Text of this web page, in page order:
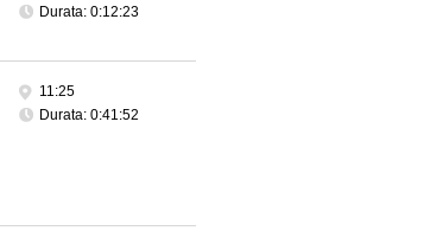
Durata: 0:12:23
11:25
Durata: 0:41:52